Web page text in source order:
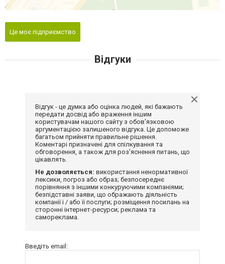
Це моє підприємство
Відгуки
Відгук - це думка або оцінка людей, які бажають
передати досвід або враження іншим
користувачам нашого сайту з обов'язковою
аргументацією залишеного відгука. Це допоможе
багатьом прийняти правильне рішення.
Коментарі призначені для спілкування та
обговорення, а також для роз'яснення питань, що
цікавлять.
Не дозволяється: використання ненормативної
лексики, погроз або образ; безпосереднє
порівняння з іншими конкуруючими компаніями;
безпідставні заяви, що ображають діяльність
компанії і / або її послуги; розміщення посилань на
сторонні інтернет-ресурси; реклама та
самореклама.
Введіть email: